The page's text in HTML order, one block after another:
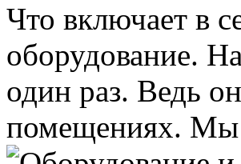
Что включает в
оборудование.
один раз. Ведь
помещениях. Мы